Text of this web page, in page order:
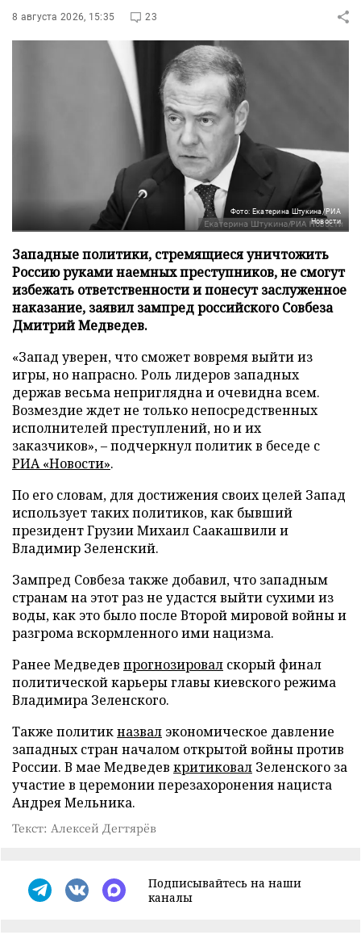
8 августа 2026, 15:35 23
Фото: Екатерина Штукина/РИА
Новости
Западные политики, стремящиеся уничтожить
Россию руками наемных преступников, не смогут
избежать ответственности и понесут заслуженное
наказание, заявил зампред российского Совбеза
Дмитрий Медведев.
«Запад уверен, что сможет вовремя выйти из
игры, но напрасно. Роль лидеров западных
держав весьма неприглядна и очевидна всем.
Возмездие ждет не только непосредственных
исполнителей преступлений, но и их
заказчиков», – подчеркнул политик в беседе с
РИА «Новости».
По его словам, для достижения своих целей Запад
использует таких политиков, как бывший
президент Грузии Михаил Саакашвили и
Владимир Зеленский.
Зампред Совбеза также добавил, что западным
странам на этот раз не удастся выйти сухими из
воды, как это было после Второй мировой войны и
разгрома вскормленного ими нацизма.
Ранее Медведев прогнозировал скорый финал
политической карьеры главы киевского режима
Владимира Зеленского.
Также политикназвал экономическое давление
западных стран началом открытой войны против
России. В мае Медведев критиковал Зеленского за
участие в церемонии перезахоронения нациста
Андрея Мельника.
Текст: Алексей Дегтярёв
Подписывайтесь на наши
каналы